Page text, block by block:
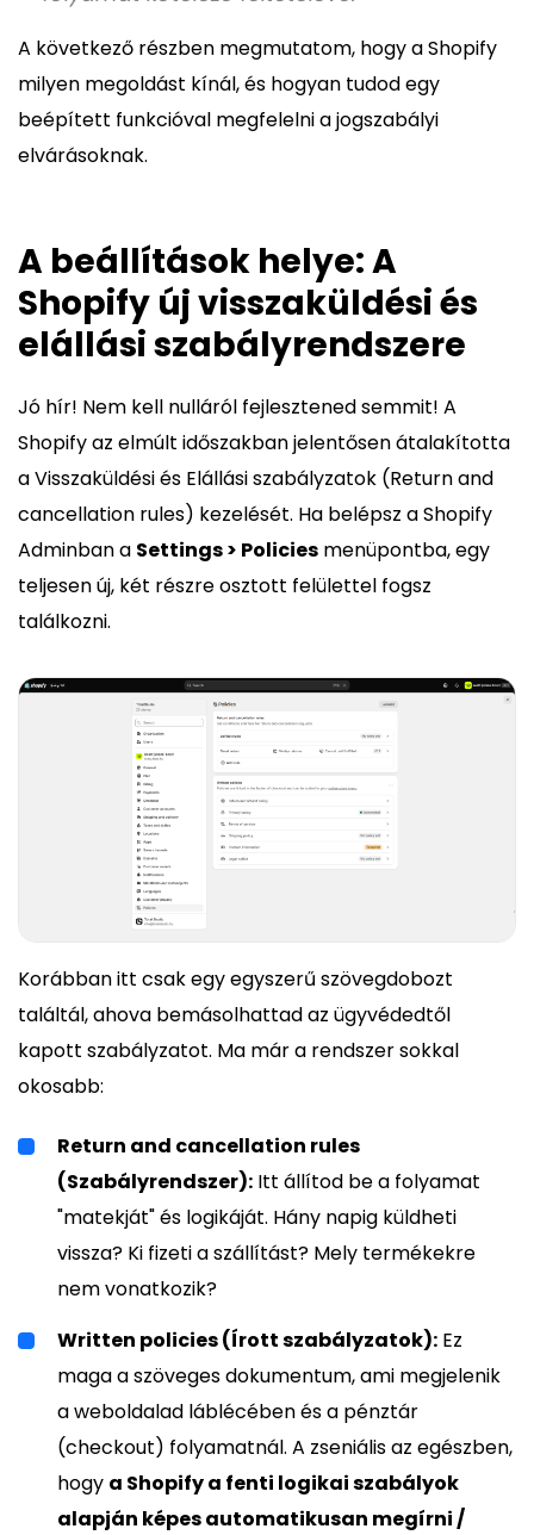
A következő részben megmutatom, hogy a Shopify
milyen megoldást kínál, és hogyan tudod egy
beépített funkcióval megfelelni a jogszabályi
elvárásoknak.
A beállítások helye: A
Shopify új visszaküldési és
elállási szabályrendszere
Jó hír! Nem kell nulláról fejlesztened semmit! A
Shopify az elmúlt időszakban jelentősen átalakította
a Visszaküldési és Elállási szabályzatok (Return and
cancellation rules) kezelését. Ha belépsz a Shopify
Adminban a Settings > Policies menüpontba, egy
teljesen új, két részre osztott felülettel fogsz
találkozni.
Korábban itt csak egy egyszerű szövegdobozt
találtál, ahova bemásolhattad az ügyvédedtől
kapott szabályzatot. Ma már a rendszer sokkal
okosabb:
Return and cancellation rules
(Szabályrendszer): Itt állítod be a folyamat
"matekját" és logikáját. Hány napig küldheti
vissza? Ki fizeti a szállítást? Mely termékekre
nem vonatkozik?
Written policies (Írott szabályzatok): Ez
maga a szöveges dokumentum, ami megjelenik
a weboldalad láblécében és a pénztár
(checkout) folyamatnál. A zseniális az egészben,
hogy a Shopify a fenti logikai szabályok
alapján képes automatikusan megírni /